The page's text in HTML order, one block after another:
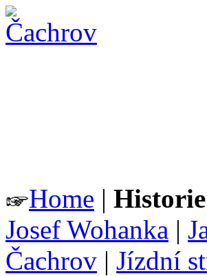
Home |
Josef Wohanka |
Čachrov | Jízdní